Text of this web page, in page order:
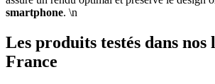
smartphone. \n
Les produits testés dans nos
France